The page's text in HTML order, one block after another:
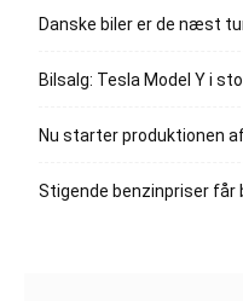
Danske biler er de næst
Bilsalg: Tesla Model Y i
Nu starter produktionen
Stigende benzinpriser får